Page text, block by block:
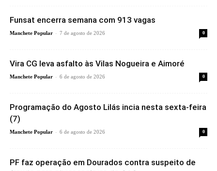
Funsat encerra semana com 913 vagas
Manchete Popular - 7 de agosto de 2026 0
Vira CG leva asfalto às Vilas Nogueira e Aimoré
Manchete Popular - 6 de agosto de 2026 0
Programação do Agosto Lilás incia nesta sexta-feira
(7)
Manchete Popular - 6 de agosto de 2026 0
PF faz operação em Dourados contra suspeito de